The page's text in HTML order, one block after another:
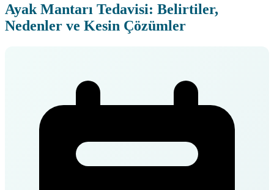
Ayak Mantarı Tedavisi: Belirtiler,
Nedenler ve Kesin Çözümler